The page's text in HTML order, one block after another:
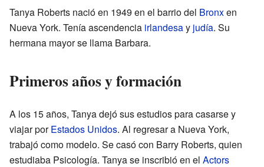
Tanya Roberts nació en 1949 en el barrio del Bronxen
Nueva York. Tenía ascendencia irlandesay judía. Su
hermana mayor se llama Barbara.
Primeros años y formación
A los 15 años, Tanya dejó sus estudios para casarse y
viajar porEstados Unidos. Al regresar a Nueva York,
trabajó como modelo. Se casó con Barry Roberts, quien
estudiaba Psicología. Tanya se inscribió en el Actors